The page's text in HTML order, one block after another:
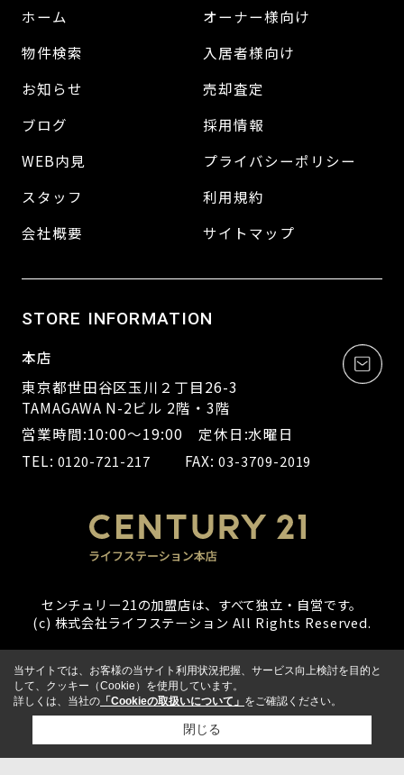
ホーム
物件検索
お知らせ
ブログ
WEB内見
スタッフ
会社概要
オーナー様向け
入居者様向け
売却査定
採用情報
プライバシーポリシー
利用規約
サイトマップ
STORE INFORMATION
本店
東京都世田谷区玉川２丁目26-3
TAMAGAWA N-2ビル 2階・3階
営業時間:10:00～19:00 定休日:水曜日
TEL: 0120-721-217 FAX:03-3709-2019
センチュリー21の加盟店は、すべて独立・自営です。
(c) 株式会社ライフステーション All Rights Reserved.
当サイトでは、お客様の当サイト利用状況把握、サービス向上検討を目的と
して、クッキー（Cookie）を使用しています。
詳しくは、当社の 「Cookieの取扱いについて」 をご確認ください。
閉じる